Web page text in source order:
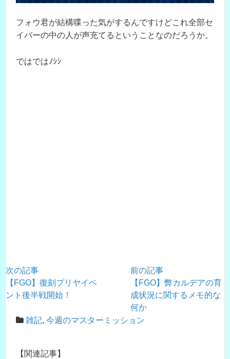
フォウ君が結構喋った気がするんですけどこれ全部セ
イバーの中の人が声充てるということなのだろうか。
ではではﾉｼｼ
前の記事
【FGO】弊カルデアの育
成状況に関するメモ的な
何か
次の記事
【FGO】復刻プリヤイベ
ント後半戦開始！
雑記, 今週のマスターミッション
【関連記事】